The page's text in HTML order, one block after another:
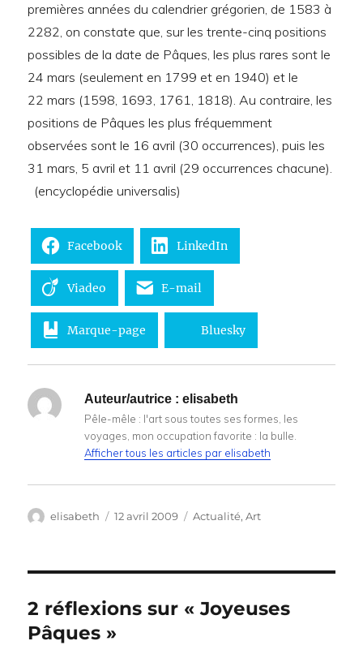
premières années du calendrier grégorien, de 1583 à
2282, on constate que, sur les trente-cinq positions
possibles de la date de Pâques, les plus rares sont le
24 mars (seulement en 1799 et en 1940) et le
22 mars (1598, 1693, 1761, 1818). Au contraire, les
positions de Pâques les plus fréquemment
observées sont le 16 avril (30 occurrences), puis les
31 mars, 5 avril et 11 avril (29 occurrences chacune).
(encyclopédie universalis)
Facebook LinkedIn
Viadeo E-mail
Marque-page Bluesky
Auteur/autrice : elisabeth
Pêle-mêle : l'art sous toutes ses formes, les
voyages, mon occupation favorite : la bulle.
Afficher tous les articles par elisabeth
Auteur
elisabeth
Publié
12 avril 2009 Catégories
Actualité,Art
2 réflexions sur « Joyeuses
Pâques »